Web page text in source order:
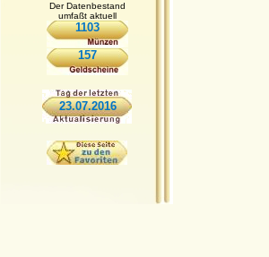
Der Datenbestand
umfaßt aktuell
1103
157
23.07.2016